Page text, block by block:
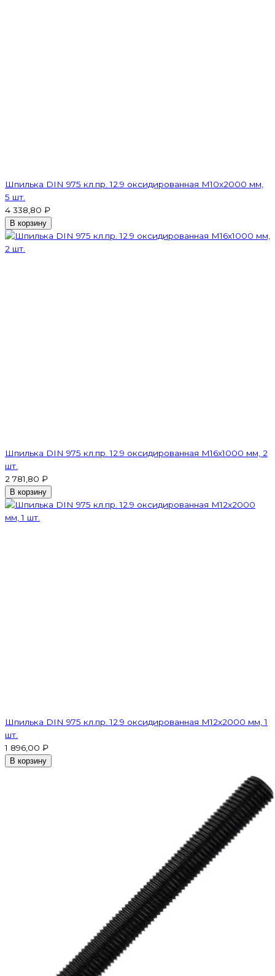
Шпилька DIN 975 кл.пр. 12.9 оксидированная M10х2000 мм,
5 шт.
4 338,80 ₽
В корзину
Шпилька DIN 975 кл.пр. 12.9 оксидированная M16х1000 мм, 2
шт.
2 781,80 ₽
В корзину
Шпилька DIN 975 кл.пр. 12.9 оксидированная M12х2000 мм, 1
шт.
1 896,00 ₽
В корзину